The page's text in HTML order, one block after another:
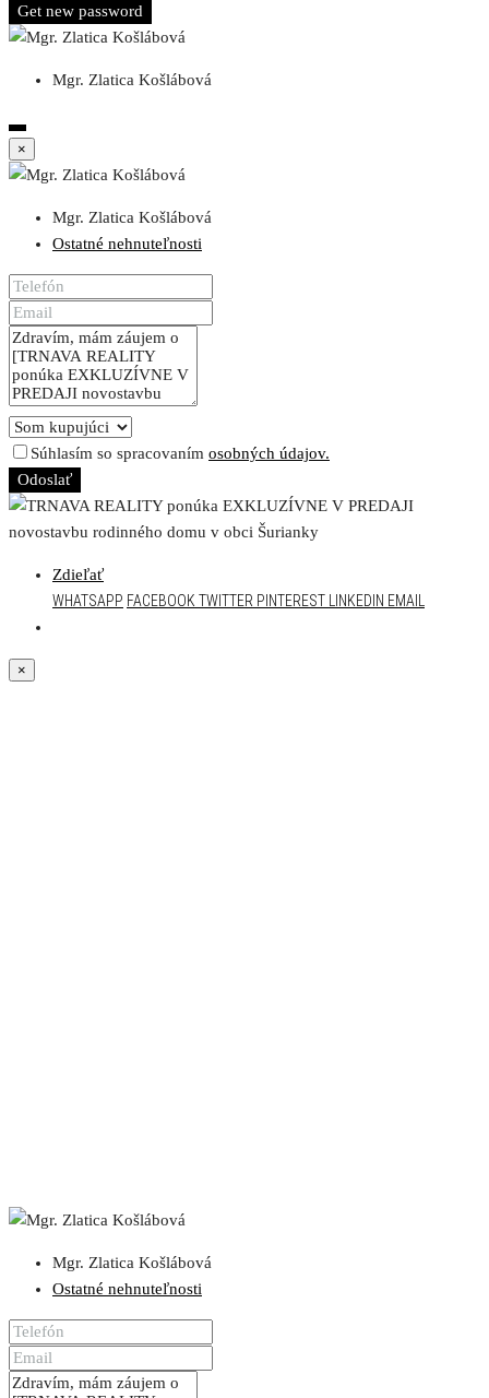
Get new password
Mgr. Zlatica Košlábová
×
Mgr. Zlatica Košlábová
Ostatné nehnuteľnosti
Súhlasím so spracovaním osobných údajov.
Odoslať
Zdieľať
WHATSAPP FACEBOOK TWITTER PINTEREST LINKEDIN EMAIL
×
Mgr. Zlatica Košlábová
Ostatné nehnuteľnosti